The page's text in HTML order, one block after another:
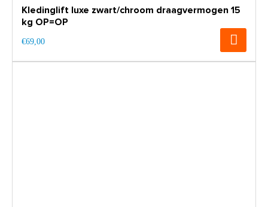
Kledinglift luxe zwart/chroom draagvermogen 15
kg OP=OP
€69,00